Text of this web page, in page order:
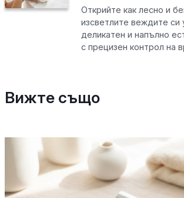
Открийте как лесно и
изсветлите веждите си
деликатен и напълно
с прецизен контрол на
Вижте също